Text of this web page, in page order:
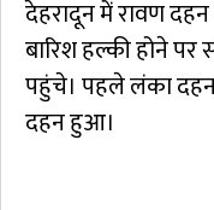
देहरादून में रावण
बारिश हल्की होने पर
पहुंचे। पहले लंका
दहन हुआ।